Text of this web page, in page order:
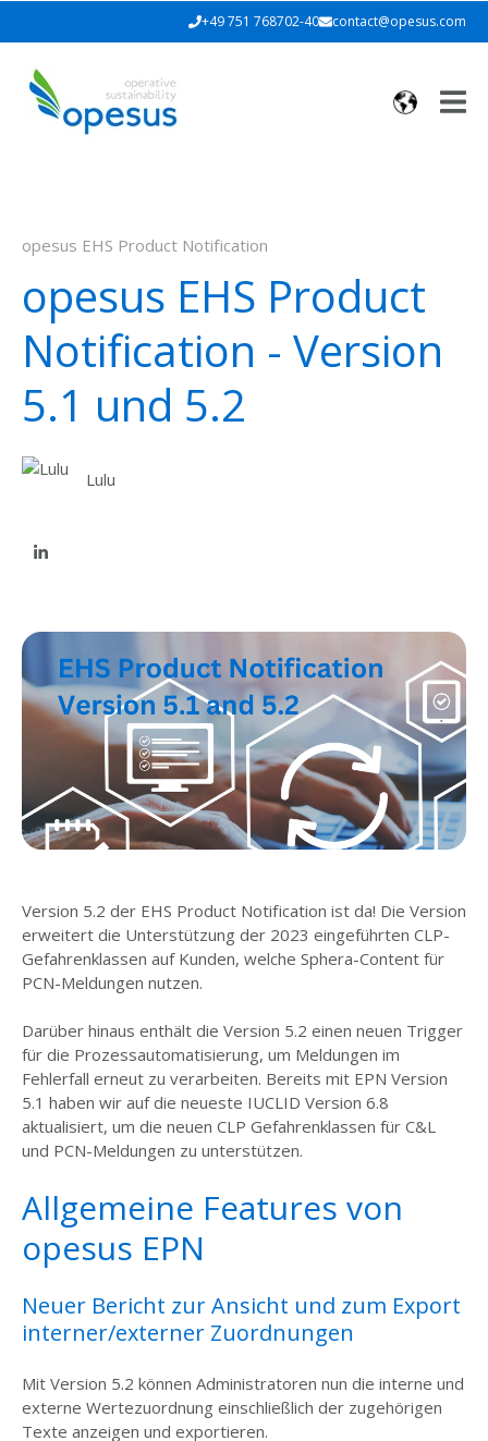
+49 751 768702-40 contact@opesus.com
opesus EHS Product Notification
opesus EHS Product
Notification - Version
5.1 und 5.2
Lulu
Version 5.2 der EHS Product Notification ist da! Die Version
erweitert die Unterstützung der 2023 eingeführten CLP-
Gefahrenklassen auf Kunden, welche Sphera-Content für
PCN-Meldungen nutzen.
Darüber hinaus enthält die Version 5.2 einen neuen Trigger
für die Prozessautomatisierung, um Meldungen im
Fehlerfall erneut zu verarbeiten. Bereits mit EPN Version
5.1 haben wir auf die neueste IUCLID Version 6.8
aktualisiert, um die neuen CLP Gefahrenklassen für C&L
und PCN-Meldungen zu unterstützen.
Allgemeine Features von
opesus EPN
Neuer Bericht zur Ansicht und zum Export
interner/externer Zuordnungen
Mit Version 5.2 können Administratoren nun die interne und
externe Wertezuordnung einschließlich der zugehörigen
Texte anzeigen und exportieren.